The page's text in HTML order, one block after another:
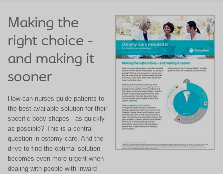
Making the
right choice -
and making it
sooner
How can nurses guide patients to
the best available solution for their
specific body shapes - as quickly
as possible? This is a central
question in ostomy care. And the
drive to find the optimal solution
becomes even more urgent when
dealing with people with inward